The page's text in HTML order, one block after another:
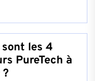
sont les 4
PureTech à